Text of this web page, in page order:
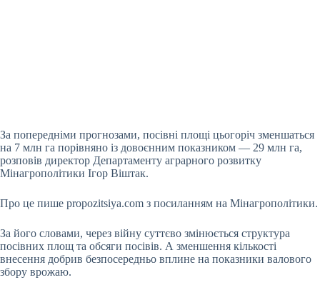
За попередніми прогнозами, посівні площі цьогоріч зменшаться
на 7 млн га порівняно із довоєнним показником — 29 млн га,
розповів директор Департаменту аграрного розвитку
Мінагрополітики Ігор Віштак.
Про це пише propozitsiya.com з посиланням на Мінагрополітики.
За його словами, через війну суттєво змінюється структура
посівних площ та обсяги посівів. А зменшення кількості
внесення добрив безпосередньо вплине на показники валового
збору врожаю.